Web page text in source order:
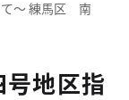
て～ 練馬区 南
地区指